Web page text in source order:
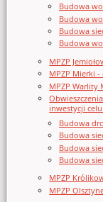
Budowa
Budowa
Budowa
Budowa
MPZP
MPZP Mierki -
MPZP Warlity
inwestycji
Budowa
Budowa
Budowa
Budowa
MPZP
MPZP